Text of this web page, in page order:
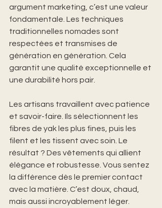
argument marketing, c’est une valeur
fondamentale. Les techniques
traditionnelles nomades sont
respectées et transmises de
génération en génération. Cela
garantit une qualité exceptionnelle et
une durabilité hors pair.
Les artisans travaillent avec patience
et savoir-faire. Ils sélectionnent les
fibres de yak les plus fines, puis les
filent et les tissent avec soin. Le
résultat ? Des vêtements qui allient
élégance et robustesse. Vous sentez
la différence dès le premier contact
avec la matière. C’est doux, chaud,
mais aussi incroyablement léger.